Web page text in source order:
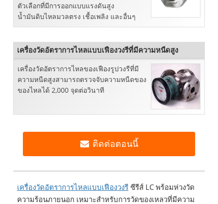
ตัวเลือกที่มีการออกแบบแรงดันสูง
น้ำมันดิบไหลมวลตรง เชื้อเพลิง และอื่นๆ
เครื่องวัดอัตราการไหลแบบเฟืองวงรีที่มีความหนืดสูง
เครื่องวัดอัตราการไหลของเฟืองรูปวงรีที่มี
ความหนืดสูงสามารถตรวจจับความหนืดของ
ของไหลได้ 2,000 จุดต่อวินาที
ติดต่อตอนนี้
เครื่องวัดอัตราการไหลแบบเฟืองวงรีซีรีส์ LC พร้อมห่วงวัด
ความร้อนภายนอก เหมาะสำหรับการวัดของเหลวที่มีความ